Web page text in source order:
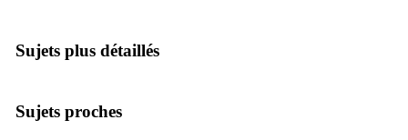
Sujets plus détaillés
Sujets proches